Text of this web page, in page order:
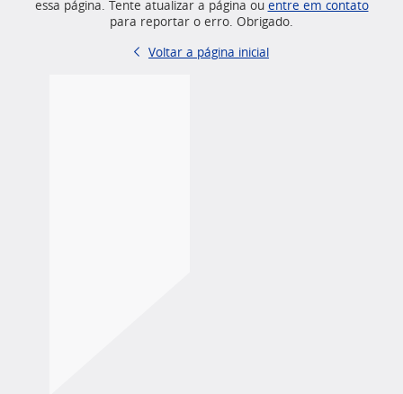
essa página. Tente atualizar a página ou entre em contato
para reportar o erro. Obrigado.
Voltar a página inicial